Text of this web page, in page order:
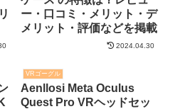
ー・口コミ・メリット・デ
メリット・評価などを掲載
2024.04.30
VRゴーグル
Aenllosi Meta Oculus
Quest Pro VRヘッドセッ